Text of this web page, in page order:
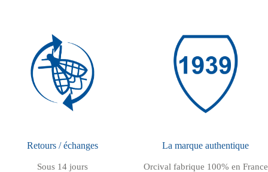
Retours / échanges
Sous 14 jours
La marque authentique
Orcival fabrique 100% en France